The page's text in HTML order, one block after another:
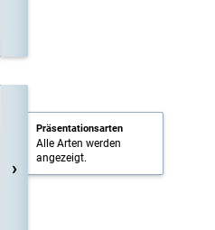
›
Präsentationsarten
Alle Arten werden
angezeigt.